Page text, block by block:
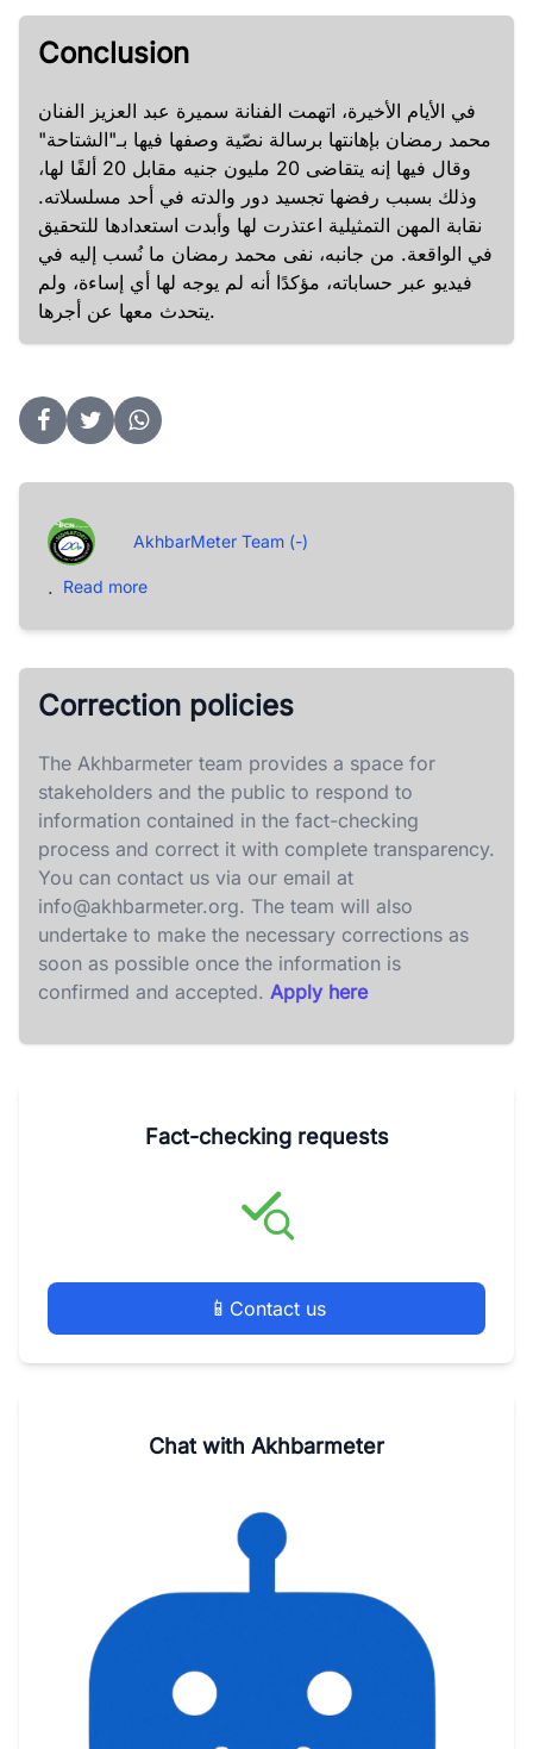
Conclusion
في الأيام الأخيرة، اتهمت الفنانة سميرة عبد العزيز الفنان
محمد رمضان بإهانتها برسالة نصّية وصفها فيها بـ"الشتاحة"
وقال فيها إنه يتقاضى 20 مليون جنيه مقابل 20 ألفًا لها،
وذلك بسبب رفضها تجسيد دور والدته في أحد مسلسلاته.
نقابة المهن التمثيلية اعتذرت لها وأبدت استعدادها للتحقيق
في الواقعة. من جانبه، نفى محمد رمضان ما نُسب إليه في
فيديو عبر حساباته، مؤكدًا أنه لم يوجه لها أي إساءة، ولم
يتحدث معها عن أجرها.
AkhbarMeter Team (-)
. Read more
Correction policies
The Akhbarmeter team provides a space for
stakeholders and the public to respond to
information contained in the fact-checking
process and correct it with complete transparency.
You can contact us via our email at
info@akhbarmeter.org. The team will also
undertake to make the necessary corrections as
soon as possible once the information is
confirmed and accepted. Apply here
Fact-checking requests
📱 Contact us
Chat with Akhbarmeter